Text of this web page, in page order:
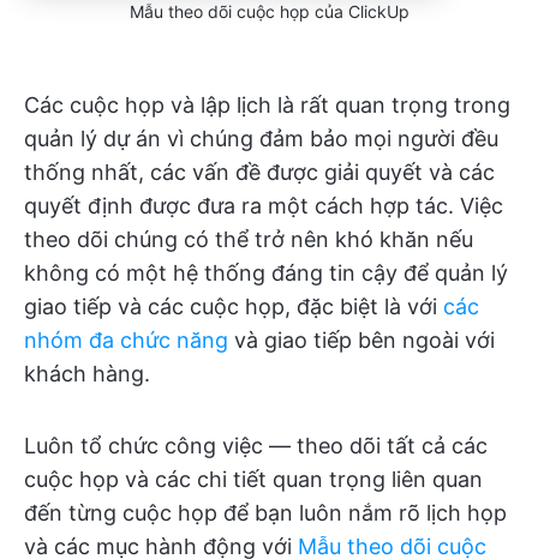
Mẫu theo dõi cuộc họp của ClickUp
Các cuộc họp và lập lịch là rất quan trọng trong
quản lý dự án vì chúng đảm bảo mọi người đều
thống nhất, các vấn đề được giải quyết và các
quyết định được đưa ra một cách hợp tác. Việc
theo dõi chúng có thể trở nên khó khăn nếu
không có một hệ thống đáng tin cậy để quản lý
giao tiếp và các cuộc họp, đặc biệt là với các
nhóm đa chức năng và giao tiếp bên ngoài với
khách hàng.
Luôn tổ chức công việc — theo dõi tất cả các
cuộc họp và các chi tiết quan trọng liên quan
đến từng cuộc họp để bạn luôn nắm rõ lịch họp
và các mục hành động với Mẫu theo dõi cuộc